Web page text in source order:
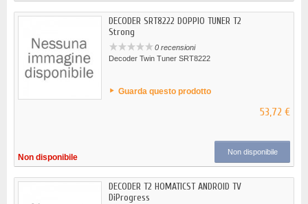
DECODER SRT8222 DOPPIO TUNER T2
Strong
0 recensioni
Decoder Twin Tuner SRT8222
Guarda questo prodotto
53,72 €
Non disponibile
Non disponibile
DECODER T2 HOMATICST ANDROID TV
DiProgress